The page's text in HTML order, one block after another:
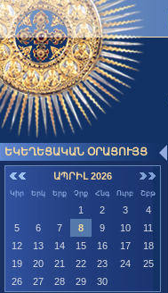
ԵԿԵՂԵՑԱԿԱՆ ՕՐԱՑՈՒՅՑ
ԱՊՐԻԼ 2026
Կիր Երկ Երք Չրք Հնգ Ուրբ Շբթ
1 2 3
4
5
6 7 8 9 10
11
12
13 14 15 16 17
18
19
20 21 22 23 24
25
26
27 28 29 30